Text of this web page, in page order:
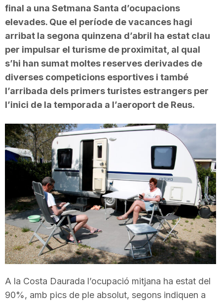
t
d
e
a
r
a
final a una Setmana Santa d’ocupacions
elevades. Que el període de vacances hagi
arribat la segona quinzena d’abril ha estat clau
per impulsar el turisme de proximitat, al qual
s’hi han sumat moltes reserves derivades de
diverses competicions esportives i també
l’arribada dels primers turistes estrangers per
l’inici de la temporada a l’aeroport de Reus.
A la Costa Daurada l’ocupació mitjana ha estat del
90%, amb pics de ple absolut, segons indiquen a